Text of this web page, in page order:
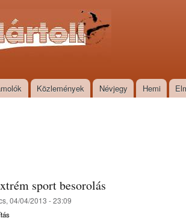
Közlemények Névjegy Hemi
sport besorolás
04/04/2013 - 23:09